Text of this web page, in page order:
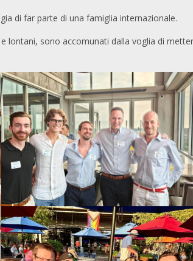
di far parte di una famiglia internazionale.
lontani, sono accomunati dalla voglia di